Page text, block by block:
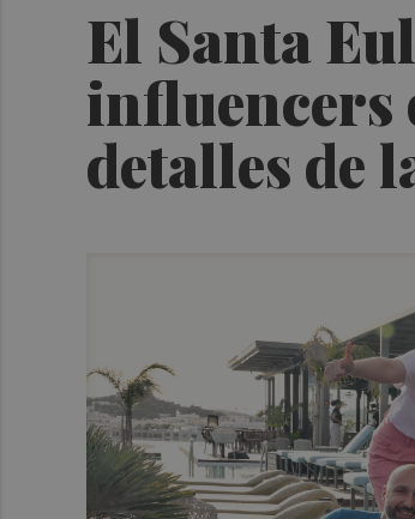
El Santa
influencers
detalles de